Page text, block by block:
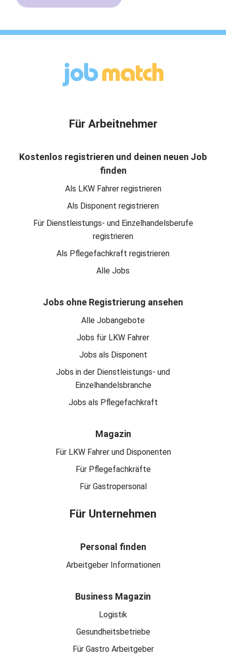
Für Arbeitnehmer
Kostenlos registrieren und deinen neuen Job
finden
Als LKW Fahrer registrieren
Als Disponent registrieren
Für Dienstleistungs- und Einzelhandelsberufe
registrieren
Als Pflegefachkraft registrieren
Alle Jobs
Jobs ohne Registrierung ansehen
Alle Jobangebote
Jobs für LKW Fahrer
Jobs als Disponent
Jobs in der Dienstleistungs- und
Einzelhandelsbranche
Jobs als Pflegefachkraft
Magazin
Für LKW Fahrer und Disponenten
Für Pflegefachkräfte
Für Gastropersonal
Für Unternehmen
Personal finden
Arbeitgeber Informationen
Business Magazin
Logistik
Gesundheitsbetriebe
Für Gastro Arbeitgeber